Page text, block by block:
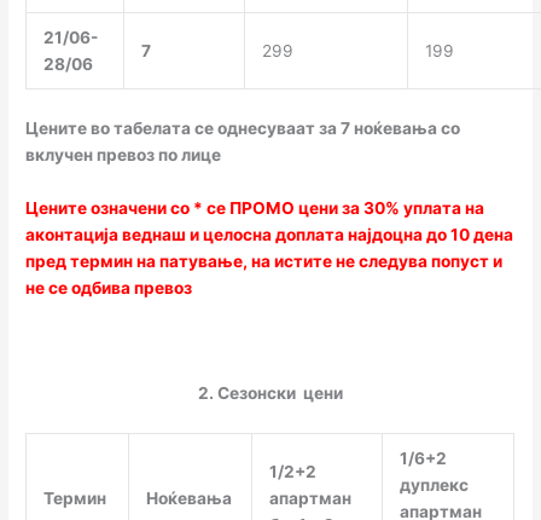
21/06-
28/06
7 299 199
Цените во табелата се однесуваат за 7 ноќевања со
вклучен превоз по лице
Цените означени со * се ПРОМО цени за 30% уплата на
аконтација веднаш и целосна доплата најдоцна до 10 дена
пред термин на патување, на истите не следува попуст и
не се одбива превоз
2. Сезонски цени
Термин Ноќевања
1/2+2
апартман
1/6+2
дуплекс
апартман